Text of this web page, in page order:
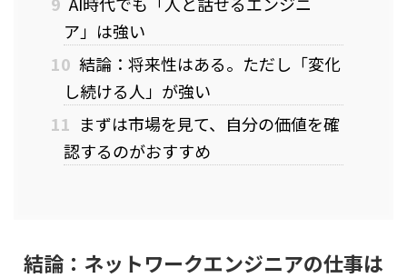
ア」は強い
10 結論：将来性はある。ただし「変化
し続ける人」が強い
11 まずは市場を見て、自分の価値を確
認するのがおすすめ
結論：ネットワークエンジニアの仕事は